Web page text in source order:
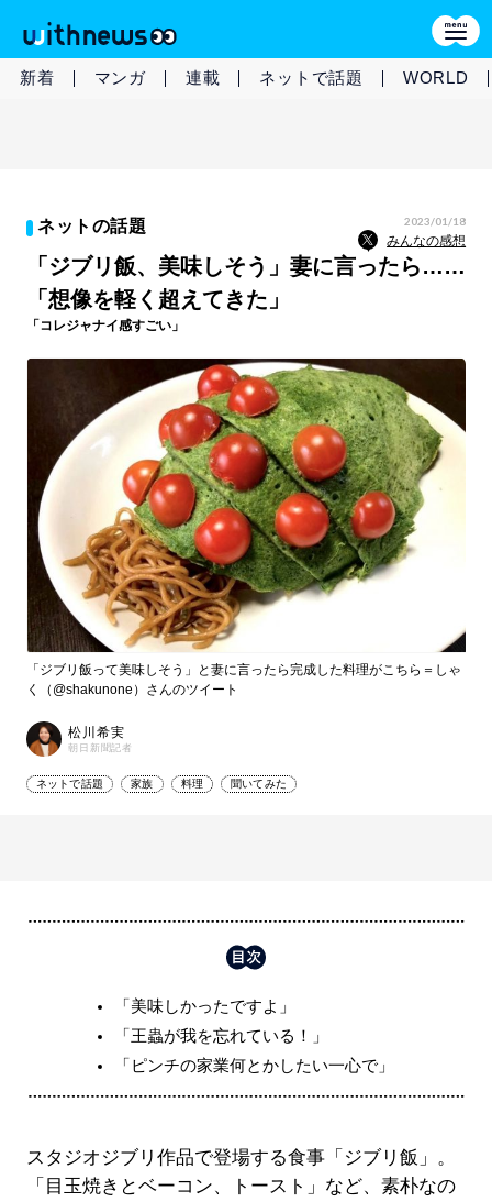
新着 マンガ 連載 ネットで話題 WORLD
ネットの話題 2023/01/18
みんなの感想
「ジブリ飯、美味しそう」妻に言ったら……
「想像を軽く超えてきた」
「コレジャナイ感すごい」
「ジブリ飯って美味しそう」と妻に言ったら完成した料理がこちら＝しゃ
く（@shakunone）さんのツイート
松川希実
朝日新聞記者
ネットで話題 家族 料理 聞いてみた
「美味しかったですよ」
「王蟲が我を忘れている！」
「ピンチの家業何とかしたい一心で」
スタジオジブリ作品で登場する食事「ジブリ飯」。
「目玉焼きとベーコン、トースト」など、素朴なの